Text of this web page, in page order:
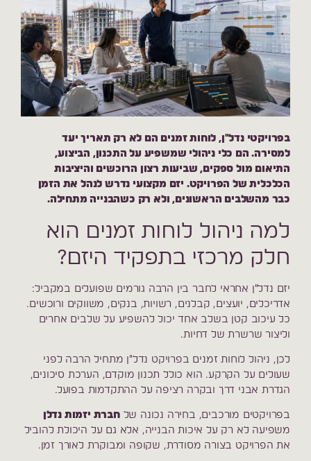
בפרויקטי נדל"ן, לוחות זמנים הם לא רק תאריך יעד
למסירה. הם כלי ניהולי שמשפיע על התכנון, הביצוע,
התיאום מול ספקים, שביעות רצון הרוכשים והיציבות
הכלכלית של הפרויקט. יזם מקצועי נדרש לנהל את הזמן
כבר מהשלבים הראשונים, ולא רק כשהבנייה מתחילה.
למה ניהול לוחות זמנים הוא
חלק מרכזי בתפקיד היזם?
יזם נדל"ן אחראי לחבר בין הרבה גורמים שפועלים במקביל:
אדריכלים, יועצים, קבלנים, רשויות, בנקים, משווקים ורוכשים.
כל עיכוב קטן בשלב אחד יכול להשפיע על שלבים אחרים
וליצור שרשרת של דחיות.
לכן, ניהול לוחות זמנים בפרויקט נדל"ן מתחיל הרבה לפני
שעולים על הקרקע. הוא כולל תכנון מוקדם, הערכת סיכונים,
הגדרת אבני דרך ובקרה רציפה על ההתקדמות בפועל.
בפרויקטים מורכבים, בחירה נכונה שלחברת יזמות נדלן
משפיעה לא רק על איכות הבנייה, אלא גם על היכולת להוביל
את הפרויקט בצורה מסודרת, שקופה ומבוקרת לאורך זמן.